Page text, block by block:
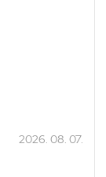
2026. 08. 07.